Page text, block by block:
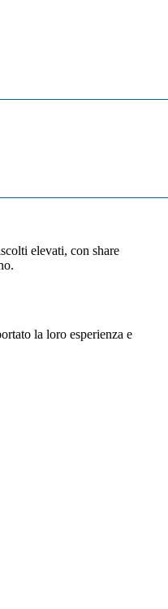
elevati, con share
la loro esperienza e